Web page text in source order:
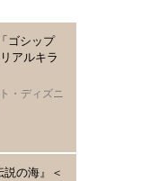
ゴシップ
アルキラ
・ディズニ
説の海』＜